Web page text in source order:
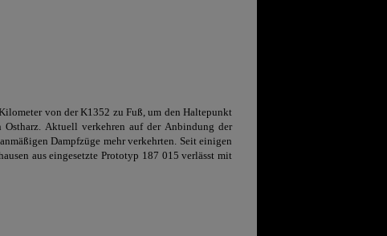
von der K1352 zu Fuß, um den Haltepunkt
Ostharz. Aktuell verkehren auf der Anbindung der
Dampfzüge mehr verkehrten. Seit einigen
aus eingesetzte Prototyp 187 015 verlässt mit